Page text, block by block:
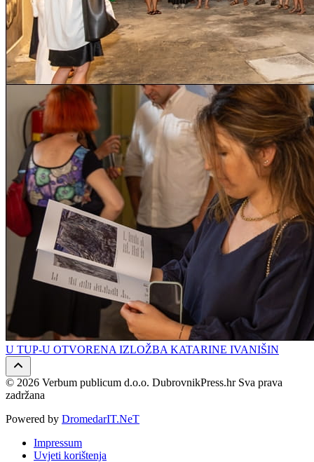
U TUP-U OTVORENA IZLOŽBA KATARINE IVANIŠIN
© 2026 Verbum publicum d.o.o. DubrovnikPress.hr Sva prava
zadržana
Powered by DromedarIT.NeT
Impressum
Uvjeti korištenja